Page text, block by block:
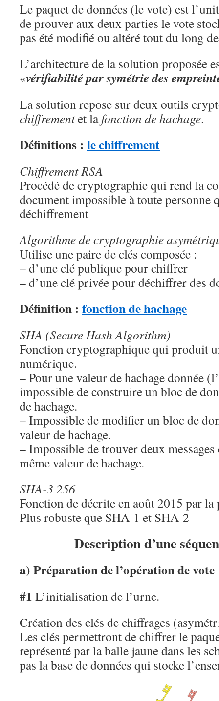
Le paquet de données (le vote) est
de prouver aux deux parties le vote
pas été modifié ou altéré tout du long
L’architecture de la solution proposée
«vérifiabilité par symétrie des
La solution repose sur deux outils
chiffrementet lafonction de hachage.
Définitions : le chiffrement
Chiffrement RSA
Procédé de cryptographie qui rend la
document impossible à toute personne
déchiffrement
Algorithme de cryptographie
Utilise une paire de clés composée :
– d’une clé publique pour chiffrer
– d’une clé privée pour déchiffrer des
Définition : fonction de hachage
SHA (Secure Hash Algorithm)
Fonction cryptographique qui produit
numérique.
– Pour une valeur de hachage donnée
impossible de construire un bloc de
de hachage.
– Impossible de modifier un bloc de
valeur de hachage.
– Impossible de trouver deux
même valeur de hachage.
SHA-3 256
Fonction de décrite en août 2015 par
Plus robuste que SHA-1 et SHA-2
Description d’une
a) Préparation de l’opération de vote
#1 L’initialisation de l’urne.
Création des clés de chiffrages
Les clés permettront de chiffrer le
représenté par la balle jaune dans les
pas la base de données qui stocke